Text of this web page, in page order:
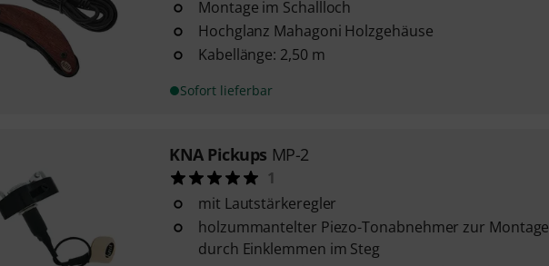
Montage im Schallloch
Hochglanz Mahagoni Holzgehäuse
Kabellänge: 2,50 m
Sofort lieferbar
KNA Pickups MP-2
1
mit Lautstärkeregler
holzummantelter Piezo-Tonabnehmer zur Montage
durch Einklemmen im Steg